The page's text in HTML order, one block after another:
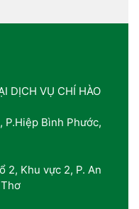
DỊCH VỤ CHÍ HÀO
P.Hiệp Bình Phước,
2, Khu vực 2, P. An